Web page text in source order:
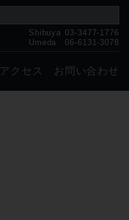
Shibuya 03-3477-1776
Umeda
06-6131-3078
アクセス お問い合わせ